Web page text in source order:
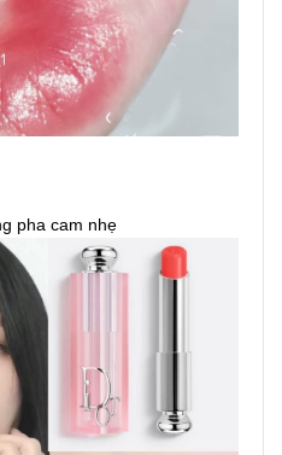
pha cam nhẹ